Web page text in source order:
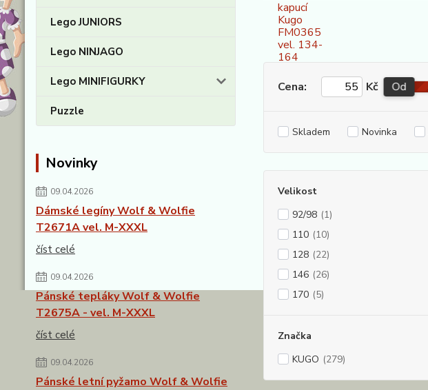
Lego JUNIORS
Lego NINJAGO
Lego MINIFIGURKY
Puzzle
Novinky
09.04.2026
Dámské legíny Wolf & Wolfie
T2671A vel. M-XXXL
číst celé
09.04.2026
Pánské tepláky Wolf & Wolfie
T2675A - vel. M-XXXL
číst celé
09.04.2026
Pánské letní pyžamo Wolf & Wolfie
Cena: Kč Od
Skladem Novinka
Velikost
92/98 (1)
110 (10)
128 (22)
146 (26)
170 (5)
Značka
KUGO (279)